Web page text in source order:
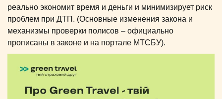
реально экономит время и деньги и минимизирует риск
проблем при ДТП. (Основные изменения закона и
механизмы проверки полисов – официально
прописаны в законе и на портале МТСБУ).